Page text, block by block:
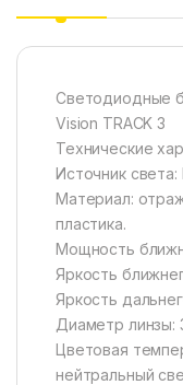
Светодиодные
Vision TRACK 3
Технические
Источник света:
Материал:
пластика.
Мощность
Яркость
Яркость
Диаметр линзы:
Цветовая
нейтральный